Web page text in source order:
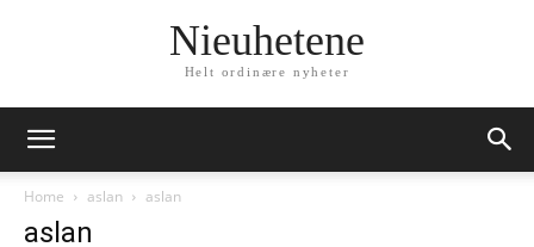
Nieuhetene
Helt ordinære nyheter
Home aslan aslan
aslan